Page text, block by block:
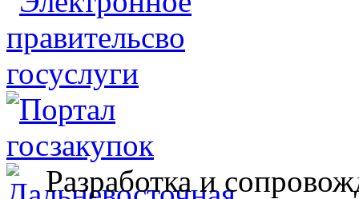
Разработка и